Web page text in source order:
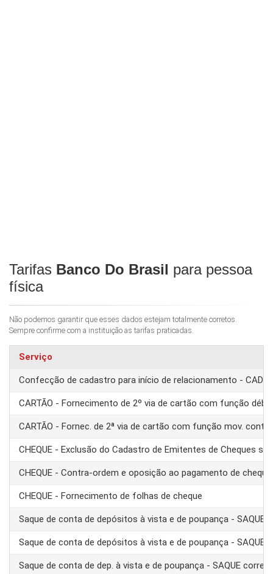
Tarifas Banco Do Brasil para pessoa
física
Não podemos garantir que esses dados estejam totalmente corretos.
Sempre confirme com a instituição as tarifas praticadas.
Serviço
Confecção de cadastro para início de relacionamento -
CARTÃO - Fornecimento de 2º via de cartão com função
CARTÃO - Fornec. de 2ª via de cartão com função mov. conta
CHEQUE - Exclusão do Cadastro de Emitentes de Cheques
CHEQUE - Contra-ordem e oposição ao pagamento de cheque
CHEQUE - Fornecimento de folhas de cheque
Saque de conta de depósitos à vista e de poupança - SAQUE
Saque de conta de depósitos à vista e de poupança - SAQUE
Saque de conta de dep. à vista e de poupança - SAQUE